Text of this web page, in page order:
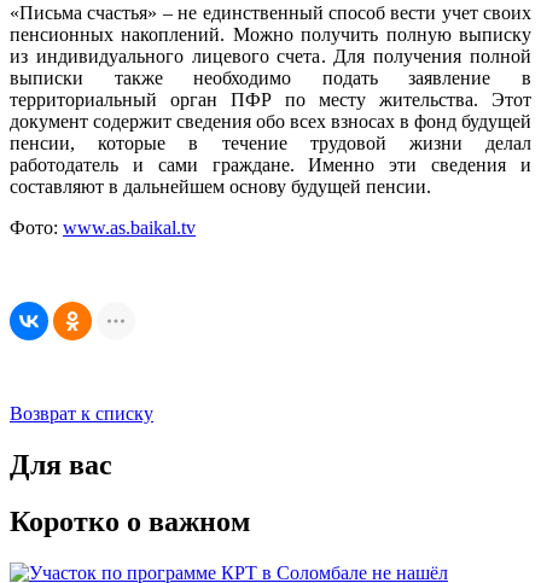
«Письма счастья» – не единственный способ вести учет своих
пенсионных накоплений. Можно получить полную выписку
из индивидуального лицевого счета. Для получения полной
выписки также необходимо подать заявление в
территориальный орган ПФР по месту жительства. Этот
документ содержит сведения обо всех взносах в фонд будущей
пенсии, которые в течение трудовой жизни делал
работодатель и сами граждане. Именно эти сведения и
составляют в дальнейшем основу будущей пенсии.
Фото: www.as.baikal.tv
Возврат к списку
Для вас
Коротко о важном